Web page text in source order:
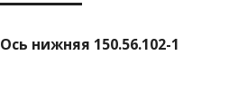
Ось нижняя 150.56.102-1